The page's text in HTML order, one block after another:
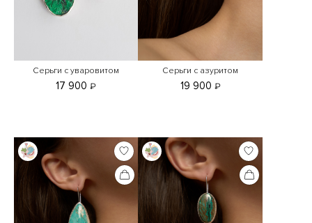
Серьги с уваровитом
17 900₽
Серьги с азуритом
19 900 ₽